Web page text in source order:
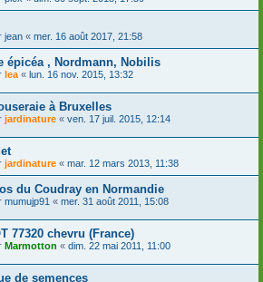
jean « mer. 16 août 2017, 21:58
épicéa , Nordmann, Nobilis
lea « lun. 16 nov. 2015, 13:32
à Bruxelles
jardinature « ven. 17 juil. 2015, 12:14
jardinature « mar. 12 mars 2013, 11:38
du Coudray en Normandie
mumujp91 « mer. 31 août 2011, 15:08
77320 chevru (France)
Marmotton « dim. 22 mai 2011, 11:00
de semences